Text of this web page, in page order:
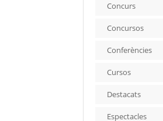
Concurs
Concursos
Conferències
Cursos
Destacats
Espectacles